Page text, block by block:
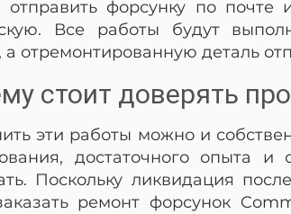
отправить форсунку по
Все работы будут
а отремонтированную деталь
стоит доверять
эти работы можно и
достаточного опыта
Поскольку ликвидация
ремонт форсунок